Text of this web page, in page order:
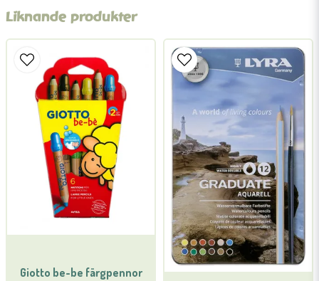
emailMejladress
Ja, ni får publicera min fråga
Fantastisk penna!
Liknande produkter
Giotto be-be färgpennor